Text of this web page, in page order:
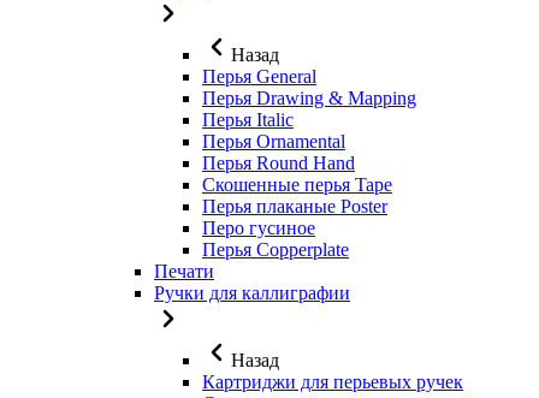
Назад
Перья General
Перья Drawing & Mapping
Перья Italic
Перья Ornamental
Перья Round Hand
Скошенные перья Tape
Перья плаканые Poster
Перо гусиное
Перья Copperplate
Печати
Ручки для каллиграфии
Назад
Картриджи для перьевых ручек